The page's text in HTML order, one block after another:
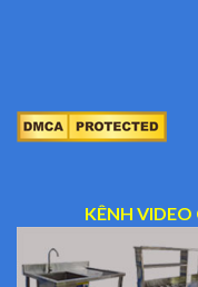
KÊNH